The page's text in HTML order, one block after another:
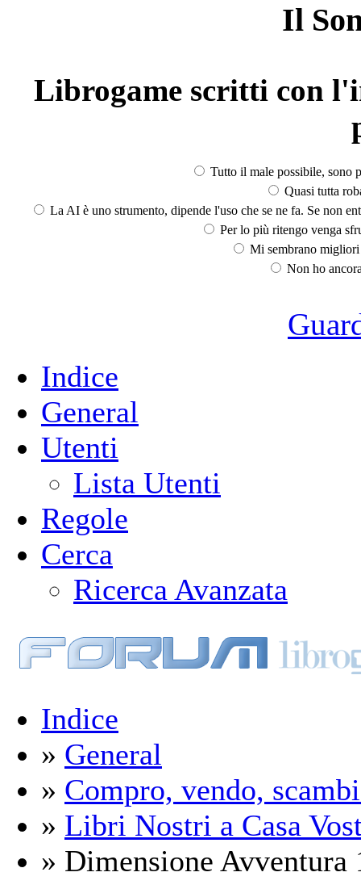
Il
Librogame scritti con
Tutto il male possibile, sono
Quasi tutta
La AI è uno strumento, dipende l'uso che se ne fa. Se non
Per lo più ritengo venga
Mi sembrano
Non ho
Indice
General
Utenti
Lista Utenti
Regole
Cerca
Ricerca Avanzata
Indice
» General
» Compro, vendo,
» Libri Nostri a Casa
» Dimensione Avventura